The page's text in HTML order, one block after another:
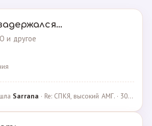
и другое
Sarrana · Re: СПКЯ, высокий АМГ. · 30.04.2025